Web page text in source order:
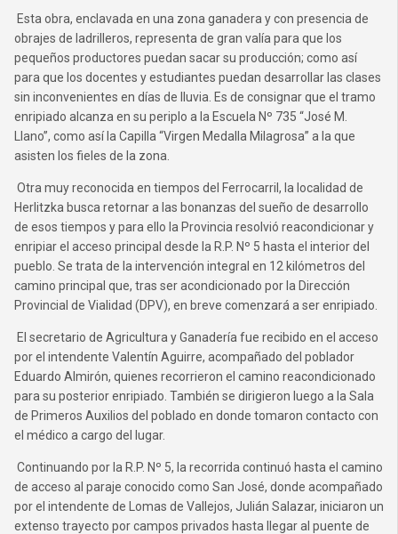
Esta obra, enclavada en una zona ganadera y con presencia de
obrajes de ladrilleros, representa de gran valía para que los
pequeños productores puedan sacar su producción; como así
para que los docentes y estudiantes puedan desarrollar las clases
sin inconvenientes en días de lluvia. Es de consignar que el tramo
enripiado alcanza en su periplo a la Escuela Nº 735 “José M.
Llano”, como así la Capilla “Virgen Medalla Milagrosa” a la que
asisten los fieles de la zona.
Otra muy reconocida en tiempos del Ferrocarril, la localidad de
Herlitzka busca retornar a las bonanzas del sueño de desarrollo
de esos tiempos y para ello la Provincia resolvió reacondicionar y
enripiar el acceso principal desde la R.P. Nº 5 hasta el interior del
pueblo. Se trata de la intervención integral en 12 kilómetros del
camino principal que, tras ser acondicionado por la Dirección
Provincial de Vialidad (DPV), en breve comenzará a ser enripiado.
El secretario de Agricultura y Ganadería fue recibido en el acceso
por el intendente Valentín Aguirre, acompañado del poblador
Eduardo Almirón, quienes recorrieron el camino reacondicionado
para su posterior enripiado. También se dirigieron luego a la Sala
de Primeros Auxilios del poblado en donde tomaron contacto con
el médico a cargo del lugar.
Continuando por la R.P. Nº 5, la recorrida continuó hasta el camino
de acceso al paraje conocido como San José, donde acompañado
por el intendente de Lomas de Vallejos, Julián Salazar, iniciaron un
extenso trayecto por campos privados hasta llegar al puente de